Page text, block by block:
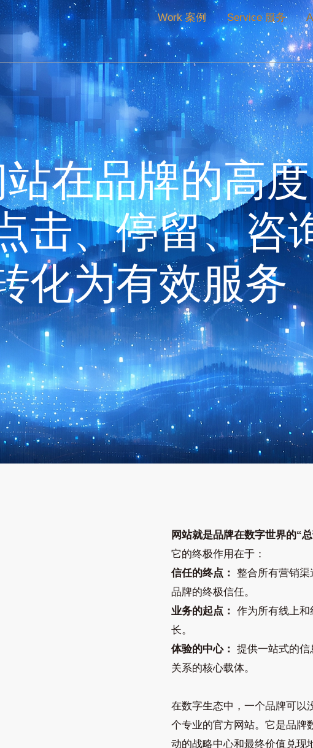
Work 案例 Service 服务
CIS策划设计
MI企业理念
BI行为规范
品牌愿景和使命
品牌口号slogan
企业文化建设
实效文化落地
画册海报设计
画册设计
海报设计
包装设计
广告创意设计
推广物料设计
年度服务
门店空间SI战略
品牌终端研究
新消费研究
连锁门店SI系统
导视指示设计
展会设计
展厅设计
在品牌的高
击、停留、咨
化为有效服务
网站就是品牌在数字世界的“
它的终极作用在于：
信任的终点： 整合所有营销
品牌的终极信任。
业务的起点： 作为所有线上
长。
体验的中心： 提供一站式的
关系的核心载体。
在数字生态中，一个品牌可以
个专业的官方网站。它是品牌
动的战略中心和最终价值兑现